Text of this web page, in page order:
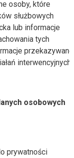
osoby, które
służbowych
lub informacje
tych
przekazywane
interwencyjnych.
osobowych
prywatności